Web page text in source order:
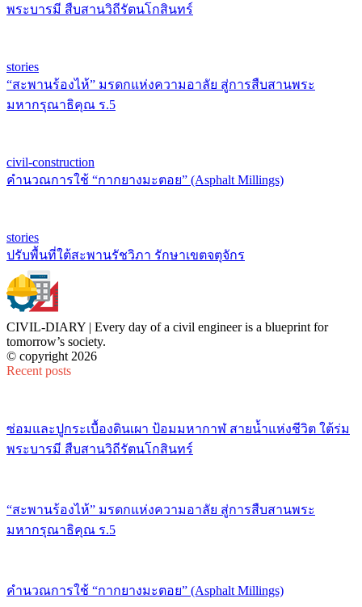
พระบารมี สืบสานวิถีรัตนโกสินทร์
stories
“สะพานร้องไห้” มรดกแห่งความอาลัย สู่การสืบสานพระ
มหากรุณาธิคุณ ร.5
civil-construction
คำนวณการใช้ “กากยางมะตอย” (Asphalt Millings)
stories
ปรับพื้นที่ใต้สะพานรัชวิภา รักษาเขตจตุจักร
CIVIL-DIARY | Every day of a civil engineer is a blueprint for
tomorrow’s society.
© copyright 2026
Recent posts
ซ่อมและปูกระเบื้องดินเผา ป้อมมหากาฬ สายน้ำแห่งชีวิต ใต้ร่ม
พระบารมี สืบสานวิถีรัตนโกสินทร์
“สะพานร้องไห้” มรดกแห่งความอาลัย สู่การสืบสานพระ
มหากรุณาธิคุณ ร.5
คำนวณการใช้ “กากยางมะตอย” (Asphalt Millings)